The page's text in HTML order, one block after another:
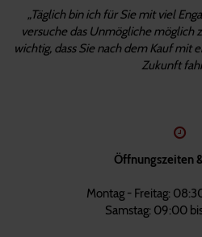
„Täglich bin ich für Sie mit viel
versuche das Unmögliche möglich
wichtig, dass Sie nach dem Kauf mit
Zukunft
Öffnungszeiten
Montag - Freitag:
Samstag: 09:00